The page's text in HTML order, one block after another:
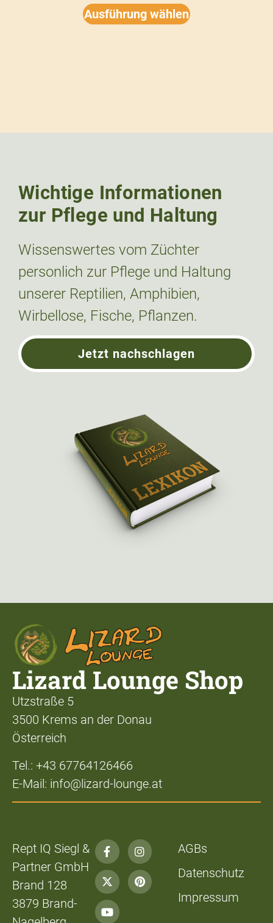
Ausführung wählen
Wichtige Informationen
zur Pflege und Haltung
Wissenswertes vom Züchter
personlich zur Pflege und Haltung
unserer Reptilien, Amphibien,
Wirbellose, Fische, Pflanzen.
Jetzt nachschlagen
Lizard Lounge Shop
Utzstraße 5
3500 Krems an der Donau
Österreich
Tel.: +43 67764126466
E-Mail: info@lizard-lounge.at
Rept IQ Siegl &
Partner GmbH
Brand 128
3879 Brand-
AGBs
Datenschutz
Impressum